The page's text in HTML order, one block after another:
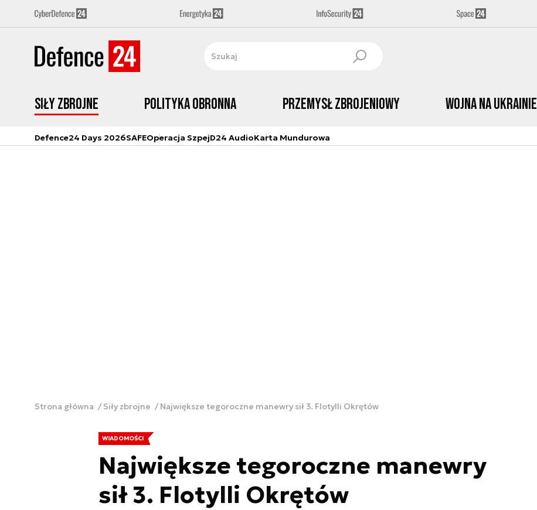
Siły zbrojne Polityka obronna Przemysł Zbrojeniowy Wojna na Ukrainie
Defence24 Days 2026SAFEOperacja SzpejD24 AudioKarta Mundurowa
Strona główna Siły zbrojne Największe tegoroczne manewry sił 3. Flotylli Okrętów
WIADOMOŚCI
Największe tegoroczne manewry
sił 3. Flotylli Okrętów